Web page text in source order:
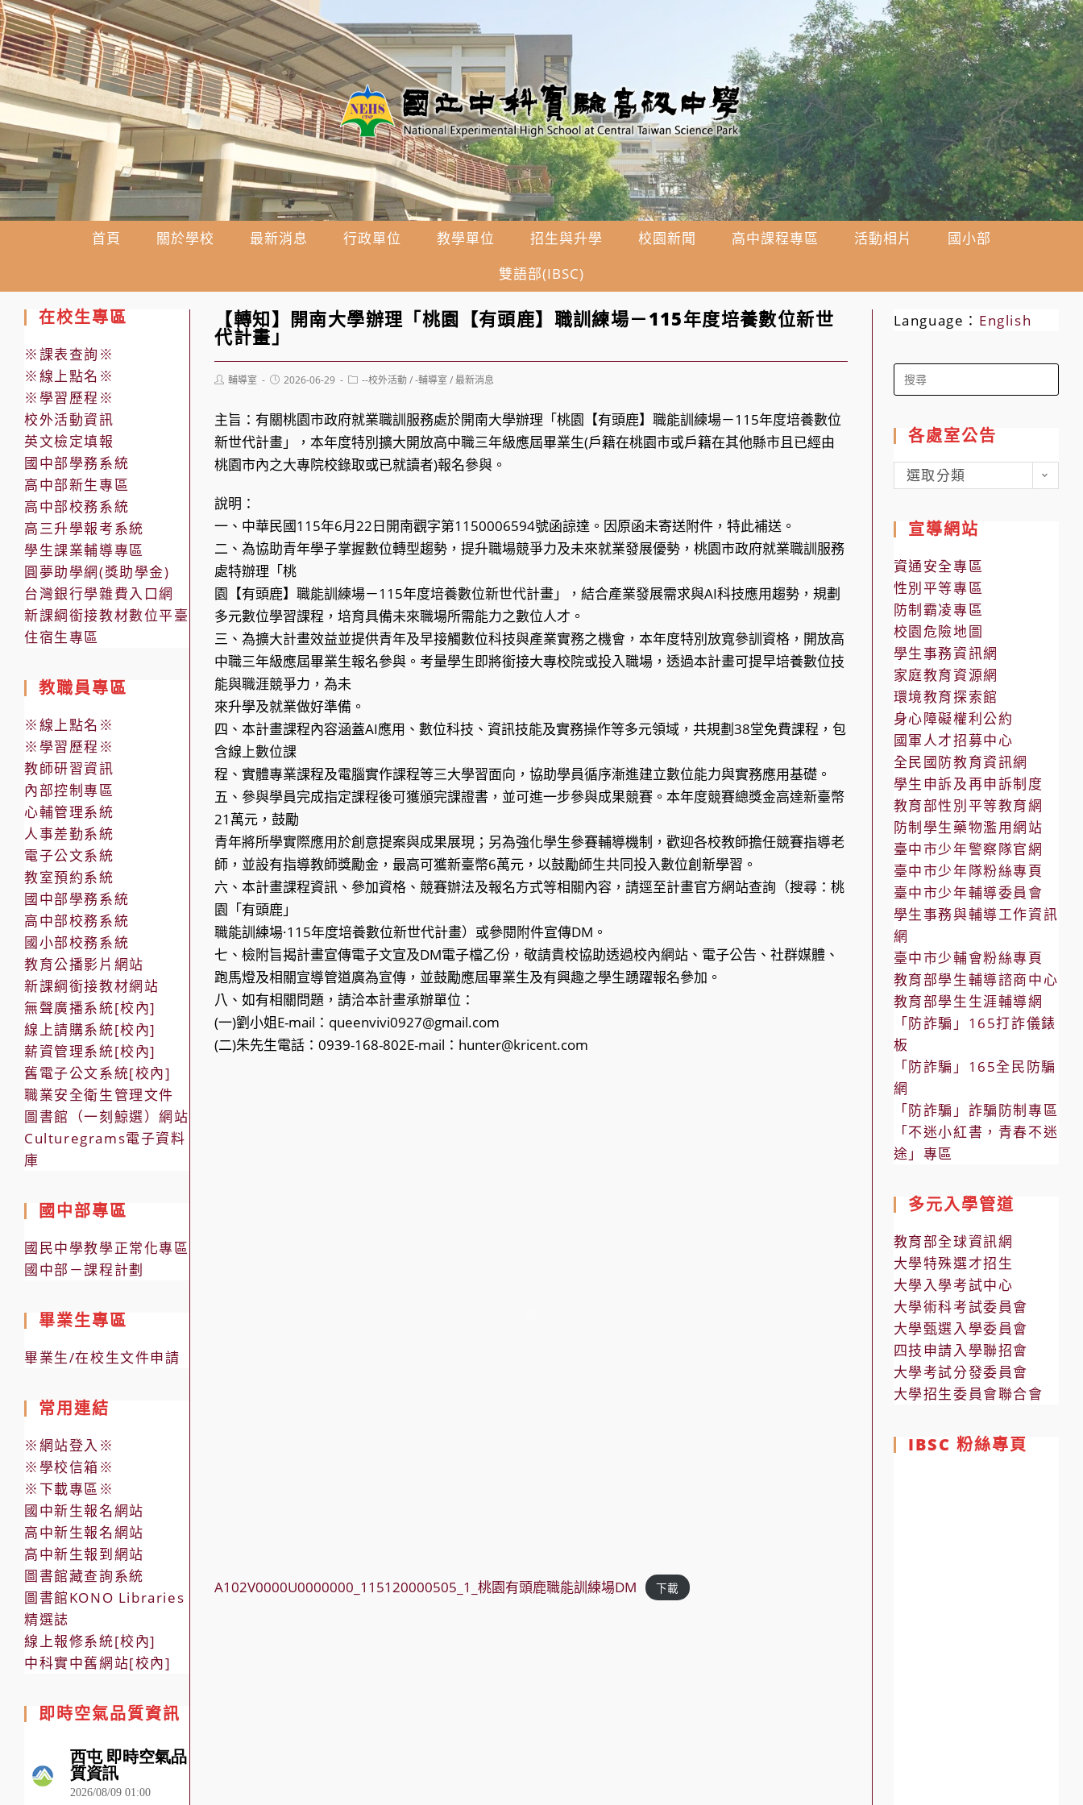
跳
轉
至
主
要
內
容
首頁 關於學校 最新消息 行政單位 教學單位 招生與升學 校園新聞 高中課程專區 活動相片
國小部
雙語部(IBSC)
【轉知】開南大學辦理「桃園【有頭鹿】職訓練場－115年度培養數位新世
代計畫」
Post輔導室
Post2026-06-29
Post--校外活動 / -輔導室 / 最新消息
主旨：有關桃園市政府就業職訓服務處於開南大學辦理「桃園【有頭鹿】職能訓練場－115年度培養數位
新世代計畫」，本年度特別擴大開放高中職三年級應屆畢業生(戶籍在桃園市或戶籍在其他縣市且已經由
桃園市內之大專院校錄取或已就讀者)報名參與。
說明：
一、中華民國115年6月22日開南觀字第1150006594號函諒達。因原函未寄送附件，特此補送。
二、為協助青年學子掌握數位轉型趨勢，提升職場競爭力及未來就業發展優勢，桃園市政府就業職訓服務
處特辦理「桃
園【有頭鹿】職能訓練場－115年度培養數位新世代計畫」，結合產業發展需求與AI科技應用趨勢，規劃
多元數位學習課程，培育具備未來職場所需能力之數位人才。
三、為擴大計畫效益並提供青年及早接觸數位科技與產業實務之機會，本年度特別放寬參訓資格，開放高
中職三年級應屆畢業生報名參與。考量學生即將銜接大專校院或投入職場，透過本計畫可提早培養數位技
能與職涯競爭力，為未
來升學及就業做好準備。
四、本計畫課程內容涵蓋AI應用、數位科技、資訊技能及實務操作等多元領域，共規劃38堂免費課程，包
含線上數位課
程、實體專業課程及電腦實作課程等三大學習面向，協助學員循序漸進建立數位能力與實務應用基礎。
五、參與學員完成指定課程後可獲頒完課證書，並可進一步參與成果競賽。本年度競賽總獎金高達新臺幣
21萬元，鼓勵
青年將所學實際應用於創意提案與成果展現；另為強化學生參賽輔導機制，歡迎各校教師擔任競賽指導老
師，並設有指導教師獎勵金，最高可獲新臺幣6萬元，以鼓勵師生共同投入數位創新學習。
六、本計畫課程資訊、參加資格、競賽辦法及報名方式等相關內容，請逕至計畫官方網站查詢（搜尋：桃
園「有頭鹿」
職能訓練場·115年度培養數位新世代計畫）或參閱附件宣傳DM。
七、檢附旨揭計畫宣傳電子文宣及DM電子檔乙份，敬請貴校協助透過校內網站、電子公告、社群媒體、
跑馬燈及相關宣導管道廣為宣傳，並鼓勵應屆畢業生及有興趣之學生踴躍報名參加。
八、如有相關問題，請洽本計畫承辦單位：
(一)劉小姐E-mail：queenvivi0927@gmail.com
(二)朱先生電話：0939-168-802E-mail：hunter@kricent.com
A102V0000U0000000_115120000505_1_桃園有頭鹿職能訓練場DM 下載
在校生專區
※課表查詢※
※線上點名※
※學習歷程※
校外活動資訊
英文檢定填報
國中部學務系統
高中部新生專區
高中部校務系統
高三升學報考系統
學生課業輔導專區
圓夢助學網(獎助學金)
台灣銀行學雜費入口網
新課綱銜接教材數位平臺
住宿生專區
教職員專區
※線上點名※
※學習歷程※
教師研習資訊
內部控制專區
心輔管理系統
人事差勤系統
電子公文系統
教室預約系統
國中部學務系統
高中部校務系統
國小部校務系統
教育公播影片網站
新課綱銜接教材網站
無聲廣播系統[校內]
線上請購系統[校內]
薪資管理系統[校內]
舊電子公文系統[校內]
職業安全衛生管理文件
圖書館（一刻鯨選）網站
Culturegrams電子資料
庫
國中部專區
國民中學教學正常化專區
國中部－課程計劃
畢業生專區
畢業生/在校生文件申請
常用連結
※網站登入※
※學校信箱※
※下載專區※
國中新生報名網站
高中新生報名網站
高中新生報到網站
圖書館藏查詢系統
圖書館KONO Libraries
精選誌
線上報修系統[校內]
中科實中舊網站[校內]
即時空氣品質資訊
Language： English
Search
for:
各處室公告
各
處
公
告
選取分類
宣導網站
資通安全專區
性別平等專區
防制霸凌專區
校園危險地圖
學生事務資訊網
家庭教育資源網
環境教育探索館
身心障礙權利公約
國軍人才招募中心
全民國防教育資訊網
學生申訴及再申訴制度
教育部性別平等教育網
防制學生藥物濫用網站
臺中市少年警察隊官網
臺中市少年隊粉絲專頁
臺中市少年輔導委員會
學生事務與輔導工作資訊
網
臺中市少輔會粉絲專頁
教育部學生輔導諮商中心
教育部學生生涯輔導網
「防詐騙」165打詐儀錶
板
「防詐騙」165全民防騙
網
「防詐騙」詐騙防制專區
「不迷小紅書，青春不迷
途」專區
多元入學管道
教育部全球資訊網
大學特殊選才招生
大學入學考試中心
大學術科考試委員會
大學甄選入學委員會
四技申請入學聯招會
大學考試分發委員會
大學招生委員會聯合會
IBSC 粉絲專頁